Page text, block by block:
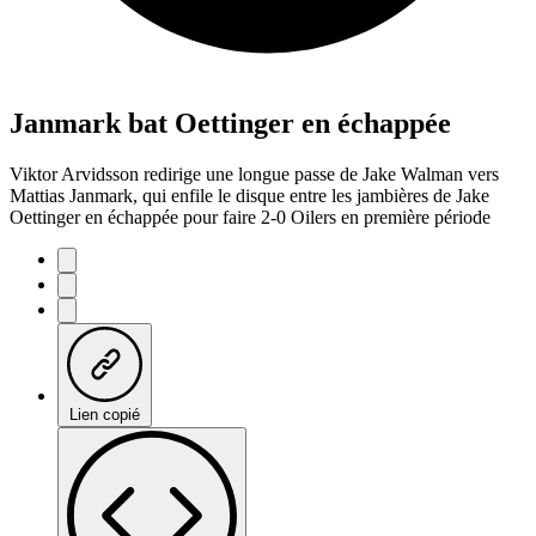
Janmark bat Oettinger en échappée
Viktor Arvidsson redirige une longue passe de Jake Walman vers
Mattias Janmark, qui enfile le disque entre les jambières de Jake
Oettinger en échappée pour faire 2-0 Oilers en première période
Lien copié